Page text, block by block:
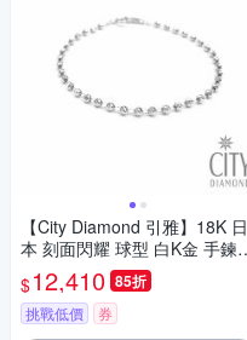
【City Diamond 引雅】18K 日
本 刻面閃耀 球型 白K金 手鍊
(東京Yuki表參道系列)
$12,410 85折
挑戰低價 券